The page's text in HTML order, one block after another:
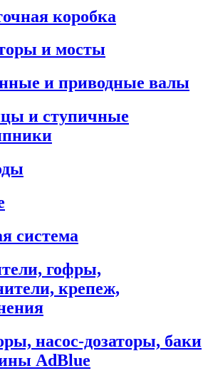
коробка
и мосты
и приводные валы
и ступичные
система
гофры,
крепеж,
насос-дозаторы, баки
AdBlue